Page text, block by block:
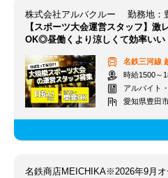
株式会社アルバクルー 勤務地：
【スポーツ大会運営スタッフ】激
OK◎昼働くより涼しくて効率いい
名鉄三河線
時給1500～
アルバイト
愛知県豊田
名鉄商店MEICHIKA※2026年9月オ